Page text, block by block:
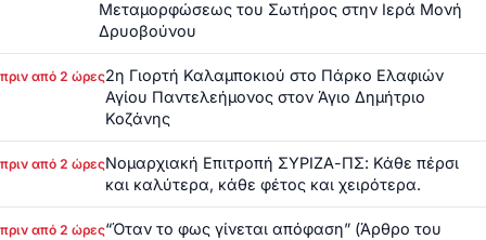
Μεταμορφώσεως του Σωτήρος στην Ιερά Μονή
Δρυοβούνου
πριν από 2 ώρες2η Γιορτή Καλαμποκιού στο Πάρκο Ελαφιών
Αγίου Παντελεήμονος στον Άγιο Δημήτριο
Κοζάνης
πριν από 2 ώρεςΝομαρχιακή Επιτροπή ΣΥΡΙΖΑ-ΠΣ: Κάθε πέρσι
και καλύτερα, κάθε φέτος και χειρότερα.
πριν από 2 ώρες“Όταν το φως γίνεται απόφαση” (Άρθρο του